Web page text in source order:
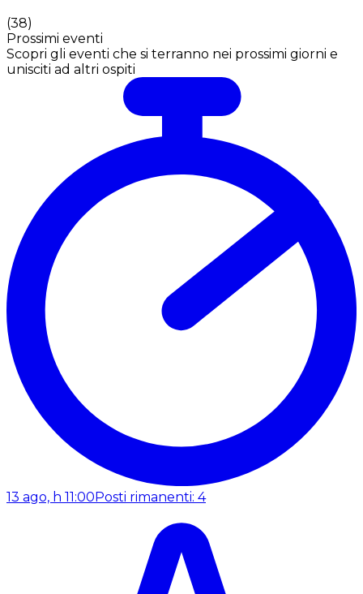
(38)
Prossimi eventi
Scopri gli eventi che si terranno nei prossimi giorni e
unisciti ad altri ospiti
13 ago, h 11:00 Posti rimanenti: 4